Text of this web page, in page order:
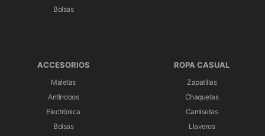
Bolsas
ACCESORIOS
Maletas
Antirrobos
Electrónica
Bolsas
ROPA CASUAL
Zapatillas
Chaquetas
Camisetas
Llaveros